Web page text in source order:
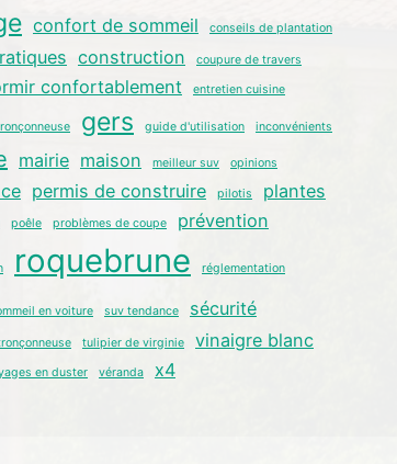
confort de sommeil conseils de plantation
construction coupure de travers
confortablement entretien cuisine
gers guide d'utilisation inconvénients
mairie maison meilleur suv opinions
permis de construire pilotis plantes
poêle problèmes de coupe prévention
roquebrune réglementation
en voiture suv tendance
sécurité
tulipier de virginie
vinaigre blanc
en duster véranda x4